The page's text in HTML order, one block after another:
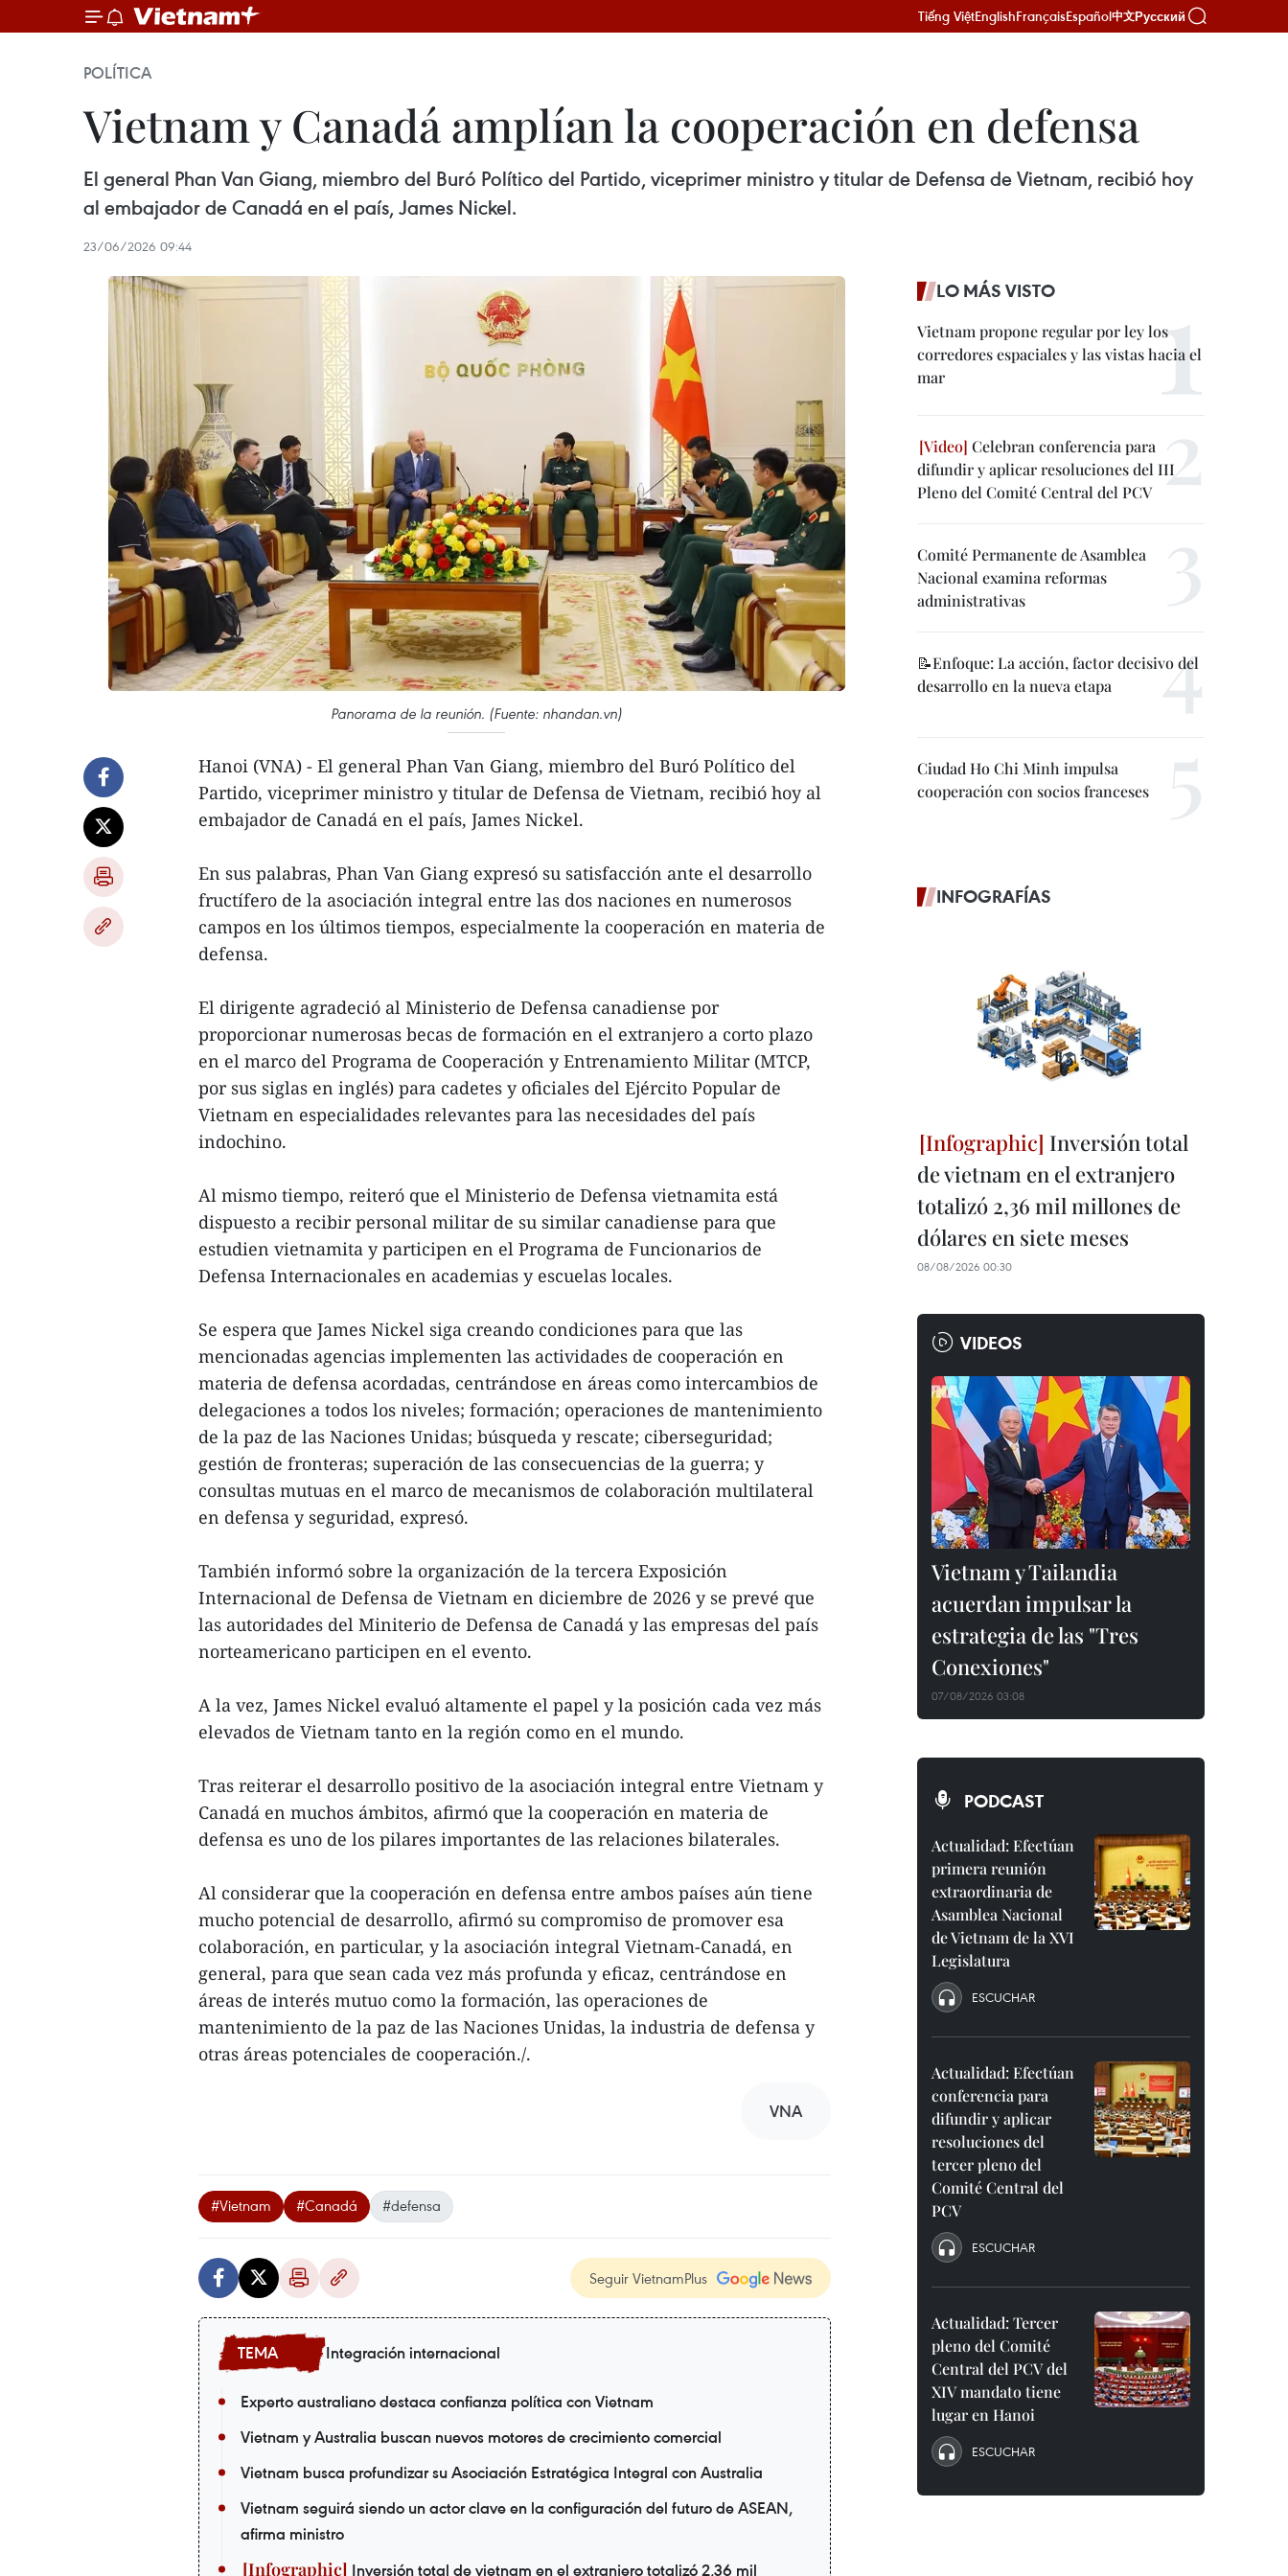
Tiếng ViệtEnglishFrançaisEspañol中文Русский
POLÍTICA
Vietnam y Canadá amplían la cooperación en defensa
El general Phan Van Giang, miembro del Buró Político del Partido, viceprimer ministro y titular de Defensa de Vietnam, recibió hoy
al embajador de Canadá en el país, James Nickel.
23/06/2026 09:44
Panorama de la reunión. (Fuente: nhandan.vn)
Hanoi (VNA) - El general Phan Van Giang, miembro del Buró Político del
Partido, viceprimer ministro y titular de Defensa de Vietnam, recibió hoy al
embajador de Canadá en el país, James Nickel.
En sus palabras, Phan Van Giang expresó su satisfacción ante el desarrollo
fructífero de la asociación integral entre las dos naciones en numerosos
campos en los últimos tiempos, especialmente la cooperación en materia de
defensa.
El dirigente agradeció al Ministerio de Defensa canadiense por
proporcionar numerosas becas de formación en el extranjero a corto plazo
en el marco del Programa de Cooperación y Entrenamiento Militar (MTCP,
por sus siglas en inglés) para cadetes y oficiales del Ejército Popular de
Vietnam en especialidades relevantes para las necesidades del país
indochino.
Al mismo tiempo, reiteró que el Ministerio de Defensa vietnamita está
dispuesto a recibir personal militar de su similar canadiense para que
estudien vietnamita y participen en el Programa de Funcionarios de
Defensa Internacionales en academias y escuelas locales.
Se espera que James Nickel siga creando condiciones para que las
mencionadas agencias implementen las actividades de cooperación en
materia de defensa acordadas, centrándose en áreas como intercambios de
delegaciones a todos los niveles; formación; operaciones de mantenimiento
de la paz de las Naciones Unidas; búsqueda y rescate; ciberseguridad;
gestión de fronteras; superación de las consecuencias de la guerra; y
consultas mutuas en el marco de mecanismos de colaboración multilateral
en defensa y seguridad, expresó.
También informó sobre la organización de la tercera Exposición
Internacional de Defensa de Vietnam en diciembre de 2026 y se prevé que
las autoridades del Miniterio de Defensa de Canadá y las empresas del país
norteamericano participen en el evento.
A la vez, James Nickel evaluó altamente el papel y la posición cada vez más
elevados de Vietnam tanto en la región como en el mundo.
Tras reiterar el desarrollo positivo de la asociación integral entre Vietnam y
Canadá en muchos ámbitos, afirmó que la cooperación en materia de
defensa es uno de los pilares importantes de las relaciones bilaterales.
Al considerar que la cooperación en defensa entre ambos países aún tiene
mucho potencial de desarrollo, afirmó su compromiso de promover esa
colaboración, en particular, y la asociación integral Vietnam-Canadá, en
general, para que sean cada vez más profunda y eficaz, centrándose en
áreas de interés mutuo como la formación, las operaciones de
mantenimiento de la paz de las Naciones Unidas, la industria de defensa y
otras áreas potenciales de cooperación./.
VNA
#Vietnam #Canadá #defensa
Seguir VietnamPlus
Integración internacional
Experto australiano destaca confianza política con Vietnam
Vietnam y Australia buscan nuevos motores de crecimiento comercial
Vietnam busca profundizar su Asociación Estratégica Integral con Australia
Vietnam seguirá siendo un actor clave en la configuración del futuro de ASEAN,
afirma ministro
Inversión total de vietnam en el extranjero totalizó 2,36 mil
LO MÁS VISTO
Vietnam propone regular por ley los
corredores espaciales y las vistas hacia el
mar
Celebran conferencia para
difundir y aplicar resoluciones del III
Pleno del Comité Central del PCV
Comité Permanente de Asamblea
Nacional examina reformas
administrativas
📝Enfoque: La acción, factor decisivo del
desarrollo en la nueva etapa
Ciudad Ho Chi Minh impulsa
cooperación con socios franceses
INFOGRAFÍAS
Inversión total
de vietnam en el extranjero
totalizó 2,36 mil millones de
dólares en siete meses
08/08/2026 00:30
VIDEOS
Vietnam y Tailandia
acuerdan impulsar la
estrategia de las "Tres
Conexiones"
07/08/2026 03:08
PODCAST
Actualidad: Efectúan
primera reunión
extraordinaria de
Asamblea Nacional
de Vietnam de la XVI
Legislatura
ESCUCHAR
Actualidad: Efectúan
conferencia para
difundir y aplicar
resoluciones del
tercer pleno del
Comité Central del
PCV
ESCUCHAR
Actualidad: Tercer
pleno del Comité
Central del PCV del
XIV mandato tiene
lugar en Hanoi
ESCUCHAR